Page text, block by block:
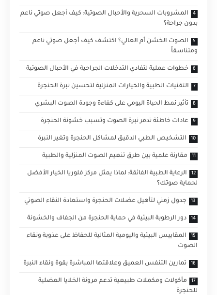
المشروبات السحرية والأحبال الصوتية: كيف أجعل صوتي ناعم
بدون جراحة؟
الصوت الخشن أم العالي؟ اكتشف كيف أجعل صوتي ناعم
ومتناسقاً
خطوات عملية لتفادي التدخلات الجراحية في الأحبال الصوتية
التقنيات الطبية والخيارات المنزلية لتحسين نبرة الحنجرة
تأثير نمط الحياة اليومي على كفاءة وجودة الصوت البشري
عادات خاطئة تدمر نبرة الصوت وتسبب خشونة الحنجرة
التشخيص الطبي الدقيق لمشاكل الحنجرة وتغير النبرة
مقارنة علمية بين طرق تنعيم الصوت المنزلية والطبية
الرعاية الطبية الفائقة: لماذا يمثل مركز فلوريا الخيار الأفضل
لحماية صوتك؟
جدول زمني لتأهيل عضلات الحنجرة واستعادة النقاء الصوتي
دور الرطوبة البيئية في حماية الحنجرة من الجفاف والخشونة
المقاييس البيئية واليومية المثالية للحفاظ على عذوبة ونقاء
الصوت
تمارين التنفس العميق وعلاقتها المباشرة بقوة ونقاء النبرة
مأكولات ومكملات طبيعية تدعم مرونة الخلايا العضلية
للحنجرة